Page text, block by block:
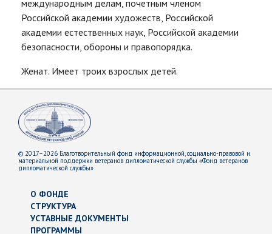
международным делам, почетным членом
Российской академии художеств, Российской
академии естественных наук, Российской академии
безопасности, обороны и правопорядка.
Женат. Имеет троих взрослых детей.
© 2017–2026 Благотворительный фонд информационной, социально-правовой и
материальной поддержки ветеранов дипломатической службы «Фонд ветеранов
дипломатической службы»
О ФОНДЕ
СТРУКТУРА
УСТАВНЫЕ ДОКУМЕНТЫ
ПРОГРАММЫ